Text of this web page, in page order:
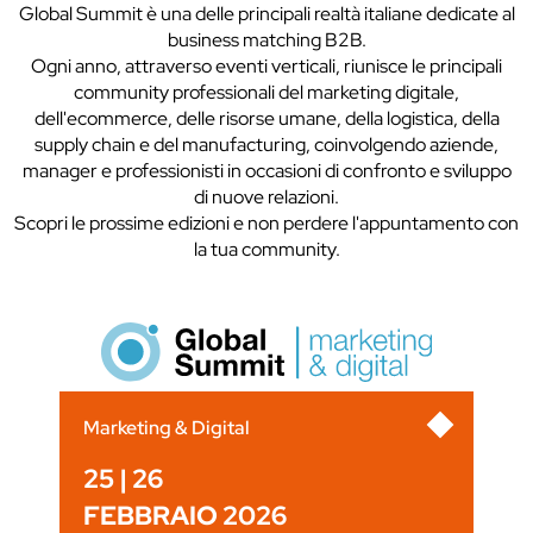
Global Summit è una delle principali realtà italiane dedicate al
business matching B2B.
Ogni anno, attraverso eventi verticali, riunisce le principali
community professionali del marketing digitale,
dell'ecommerce, delle risorse umane, della logistica, della
supply chain e del manufacturing, coinvolgendo aziende,
manager e professionisti in occasioni di confronto e sviluppo
di nuove relazioni.
Scopri le prossime edizioni e non perdere l'appuntamento con
la tua community.
Marketing & Digital
25 | 26
FEBBRAIO 2026